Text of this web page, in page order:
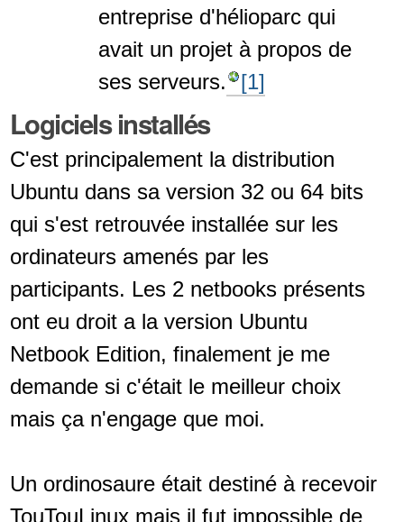
entreprise d'hélioparc qui
avait un projet à propos de
ses serveurs.
[1]
Logiciels installés
C'est principalement la distribution
Ubuntu dans sa version 32 ou 64 bits
qui s'est retrouvée installée sur les
ordinateurs amenés par les
participants. Les 2 netbooks présents
ont eu droit a la version Ubuntu
Netbook Edition, finalement je me
demande si c'était le meilleur choix
mais ça n'engage que moi.
Un ordinosaure était destiné à recevoir
TouTouLinux mais il fut impossible de